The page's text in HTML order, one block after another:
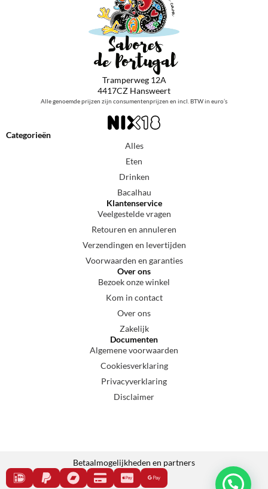
Tramperweg 12A
4417CZ Hansweert
Alle genoemde prijzen zijn consumentenprijzen en incl. BTW in euro’s
Categorieën
Alles
Eten
Drinken
Bacalhau
Klantenservice
Veelgestelde vragen
Retouren en annuleren
Verzendingen en levertijden
Voorwaarden en garanties
Over ons
Bezoek onze winkel
Kom in contact
Over ons
Zakelijk
Documenten
Algemene voorwaarden
Cookiesverklaring
Privacyverklaring
Disclaimer
Betaalmogelijkheden en partners